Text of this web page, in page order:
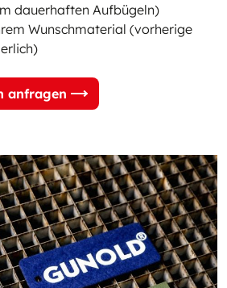
dauerhaften Aufbügeln)
Wunschmaterial (vorherige
anfragen